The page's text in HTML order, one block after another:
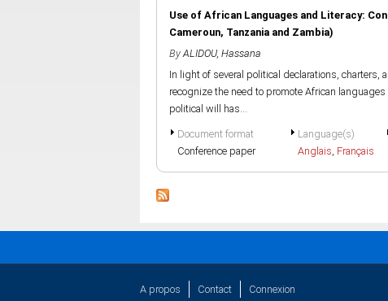
Use of African Languages and Literacy:
Cameroun, Tanzania and Zambia)
By ALIDOU, Hassana
In light of several political declarations, charters,
recognize the need to promote African
political will has...
Document format
Conference paper
Language(s)
Anglais, Français
A propos Contact Connexion